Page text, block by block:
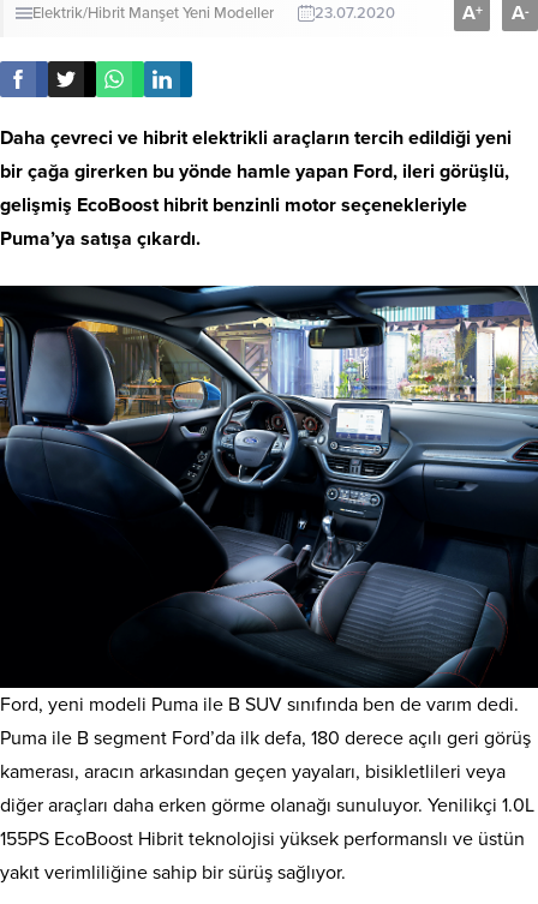
Elektrik/Hibrit ManşetYeni Modeller 23.07.2020 A+ A-
Daha çevreci ve hibrit elektrikli araçların tercih edildiği yeni
bir çağa girerken bu yönde hamle yapan Ford, ileri görüşlü,
gelişmiş EcoBoost hibrit benzinli motor seçenekleriyle
Puma’ya satışa çıkardı.
Ford, yeni modeli Puma ile B SUV sınıfında ben de varım dedi.
Puma ile B segment Ford’da ilk defa, 180 derece açılı geri görüş
kamerası, aracın arkasından geçen yayaları, bisikletlileri veya
diğer araçları daha erken görme olanağı sunuluyor. Yenilikçi 1.0L
155PS EcoBoost Hibrit teknolojisi yüksek performanslı ve üstün
yakıt verimliliğine sahip bir sürüş sağlıyor.